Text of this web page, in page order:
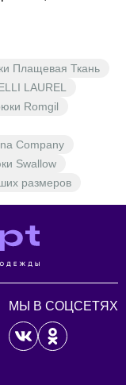
и коричневый,
выгодные цены,
себе
упустите
с помощью
BrestOpt.
Плащевая Ткань
LAUREL
Romgil
Company
Swallow
размеров
МЫ В СОЦСЕТЯХ